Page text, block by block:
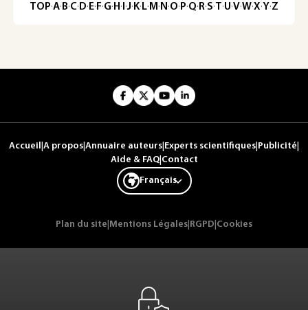
TOP·A·B·C· D· E· F·G· H · ·J· K· L· M · N ·O· P·Q· R·S·T·U·V·W·X·Y·Z
Accueil A propos Annuaire auteurs Experts scientifiques Publicité
Aide & FAQ| Contact
Français
Plan du site Mentions Légales RGPD Cookies